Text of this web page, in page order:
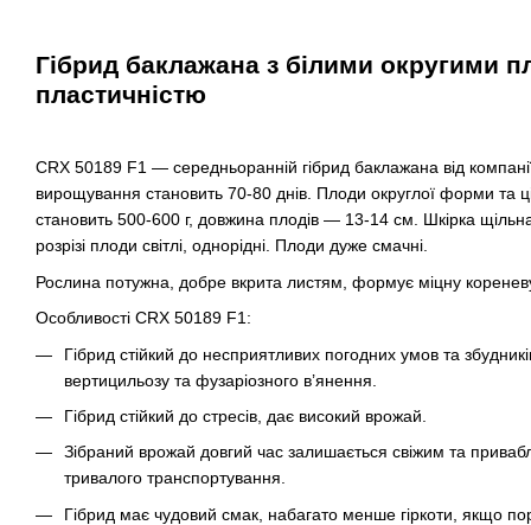
Гібрид баклажана з білими округими
пластичністю
CRX 50189 F1 — середньоранній гібрид баклажана від
вирощування становить 70-80 днів. Плоди округлої форми та
становить 500-600 г, довжина плодів — 13-14 см. Шкірка
розрізі плоди світлі, однорідні. Плоди дуже смачні.
Рослина потужна, добре вкрита листям, формує міцну
Особливості CRX 50189 F1:
Гібрид стійкий до несприятливих погодних умов та
вертицильозу та фузаріозного в’янення.
Гібрид стійкий до стресів, дає високий врожай.
Зібраний врожай довгий час залишається свіжим та
тривалого транспортування.
Гібрид має чудовий смак, набагато менше гіркоти, якщо